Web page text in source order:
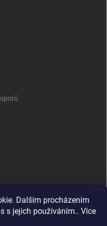
Dalším procházením
s jejich používáním.. Více